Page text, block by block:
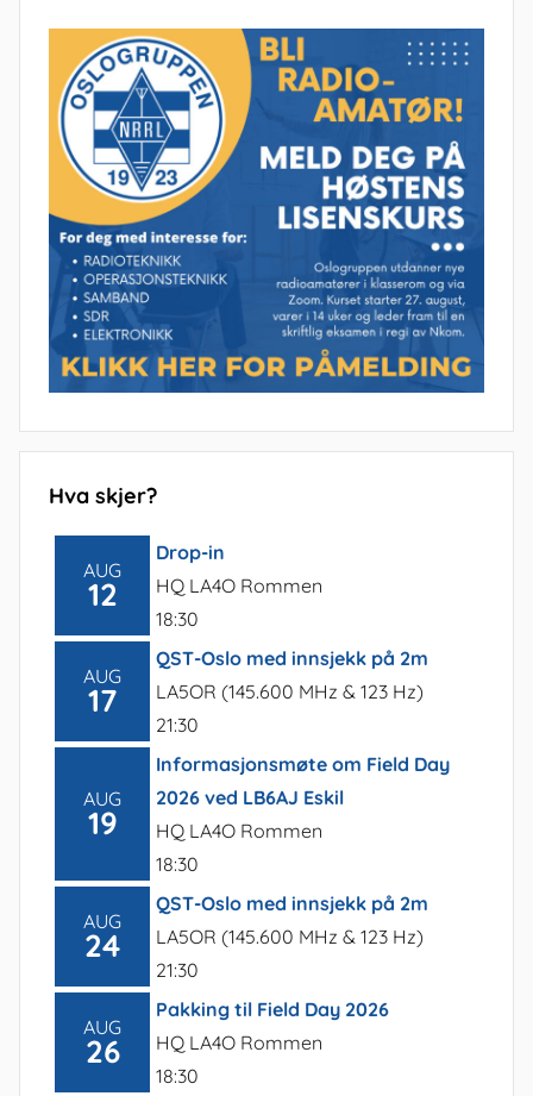
Hva skjer?
AUG
12
Drop-in
HQ LA4O Rommen
18:30
AUG
17
QST-Oslo med innsjekk på 2m
LA5OR (145.600 MHz & 123 Hz)
21:30
AUG
19
Informasjonsmøte om Field Day
2026 ved LB6AJ Eskil
HQ LA4O Rommen
18:30
AUG
24
QST-Oslo med innsjekk på 2m
LA5OR (145.600 MHz & 123 Hz)
21:30
AUG
26
Pakking til Field Day 2026
HQ LA4O Rommen
18:30